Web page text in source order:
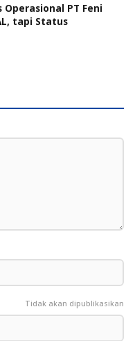
PT Feni
tapi Status
Tidak akan dipublikasikan